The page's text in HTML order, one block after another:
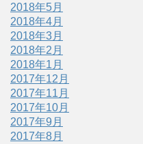
2018年5月
2018年4月
2018年3月
2018年2月
2018年1月
2017年12月
2017年11月
2017年10月
2017年9月
2017年8月